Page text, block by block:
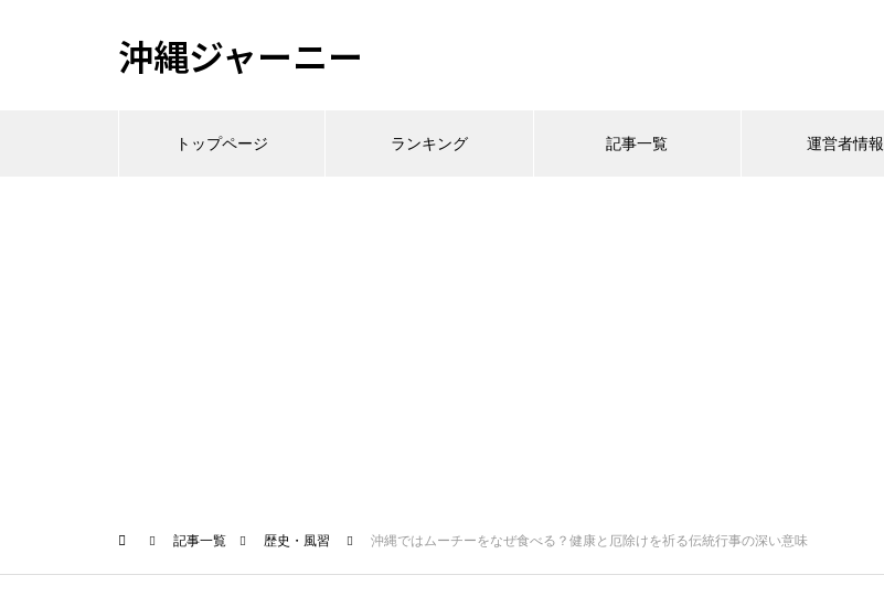
沖縄ジャーニー
トップページ ランキング 記事一覧 運営者情報
記事一覧 歴史・風習 沖縄ではムーチーをなぜ食べる？健康と厄除けを祈る伝統行事の深い意味